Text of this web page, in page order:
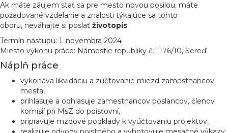
Ak máte záujem stať sa pre mesto novou posilou, máte
požadované vzdelanie a znalosti týkajúce sa tohto
oboru, neváhajte si poslať životopis.
Termín nástupu: 1. novembra 2024
Miesto výkonu práce: Námestie republiky č. 1176/10, Sereď
Náplň práce
vykonáva likvidáciu a zúčtovanie miezd zamestnancov
mesta,
prihlasuje a odhlasuje zamestnancov poslancov, členov
komisií pri MsZ do poisťovní,
pripravuje mzdové podklady k vyúčtovaniu projektov,